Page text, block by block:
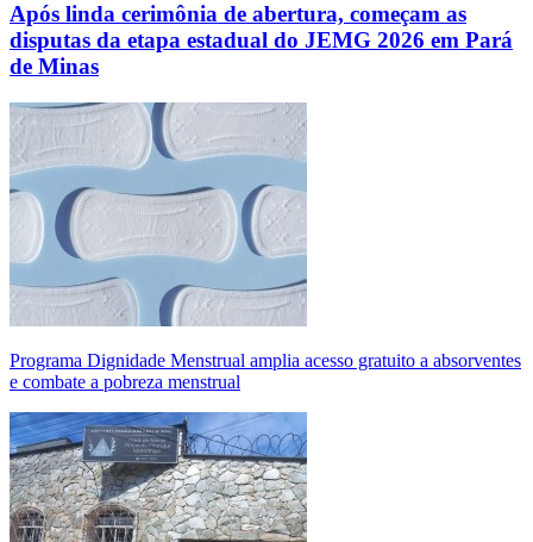
Após linda cerimônia de abertura, começam as
disputas da etapa estadual do JEMG 2026 em Pará
de Minas
Programa Dignidade Menstrual amplia acesso gratuito a absorventes
e combate a pobreza menstrual